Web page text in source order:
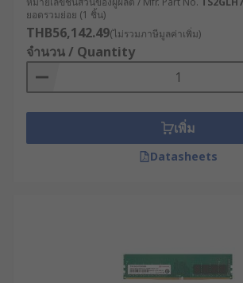
ยอดรวมย่อย (1 ชิ้น)
THB56,142.49(ไม่รวมภาษีมูลค่าเพิ่ม)
จำนวน / Quantity
เพิ่ม
Datasheets